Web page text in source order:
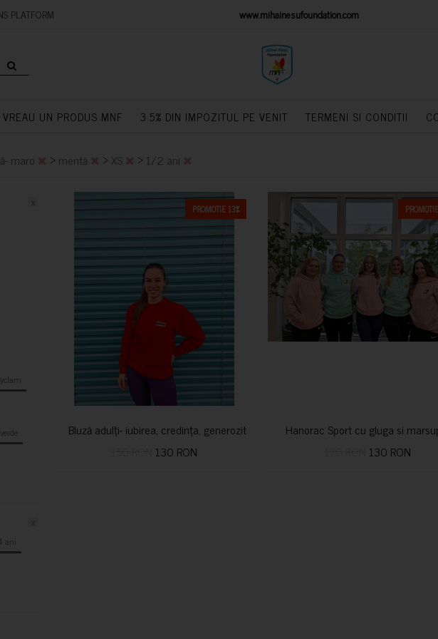
DONATIONS PLATFORM www.mihainesufoundation.com
VREAU UN PRODUS MNF 3.5% DIN IMPOZITUL PE VENIT TERMENI SI CONDITII
maro > mentă > XS > 1/2 ani
verde
ani
PROMOTIE 13%
Bluză adulți- iubirea, credința, generozitatea vindecă
130 RON
CUMPARA
Hanorac Sport cu gluga si
130 RON
CUMPARA